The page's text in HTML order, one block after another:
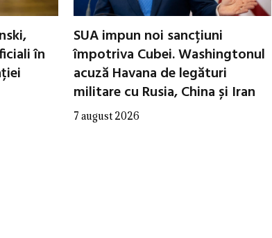
în
SUA impun noi sancțiuni
împotriva Cubei. Washingtonul
acuză Havana de legături
militare cu Rusia, China și Iran
7 august 2026